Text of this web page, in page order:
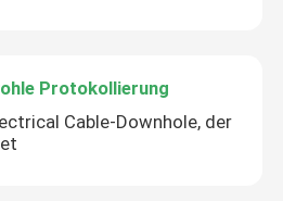
Protokollierung
Cable-Downhole, der